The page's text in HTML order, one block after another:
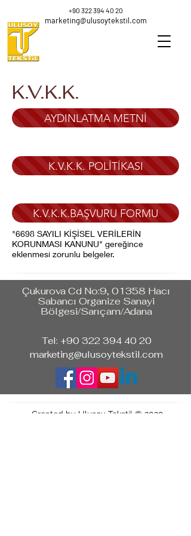
marketing@ulusoytekstil.com
+90 322 394 40 20
K.V.K.K.
AYDINLATMA METNİ
K.V.K.K. POLİTİKASI
K.V.K.K.BAŞVURU FORMU
"6698 SAYILI KİŞİSEL VERİLERİN
KORUNMASI KANUNU" gereğince
eklenmesi zorunlu belgeler.
Çukurova Cd No:9, 01358 Hacı
Sabancı Organize Sanayi
Bölgesi/Sarıçam/Adana
Tel: +90 322 394 40 20
marketing@ulusoytekstil.com
Created by Ulusoy Tekstil © 2020